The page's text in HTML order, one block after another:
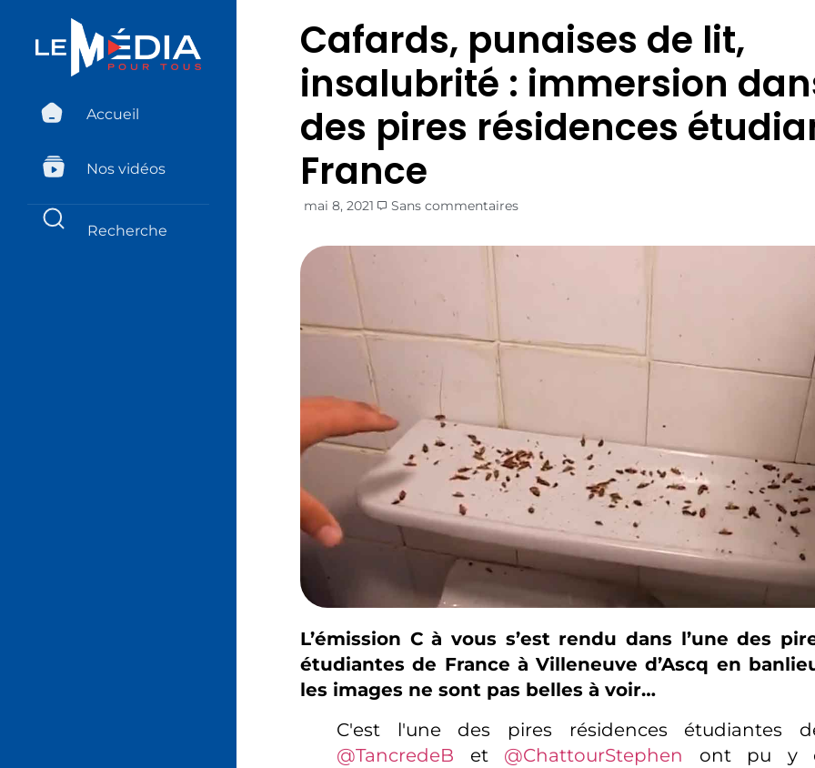
Accueil
Nos vidéos
Cafards, punaises de lit,
insalubrité : immersion
des pires résidences
France
mai 8, 2021 Sans commentaires
L’émission C à vous s’est rendu dans l’une des
étudiantes de France à Villeneuve d’Ascq en
les images ne sont pas belles à voir…
C'est l'une des pires résidences étudiantes
@TancredeB et @ChattourStephen ont pu y